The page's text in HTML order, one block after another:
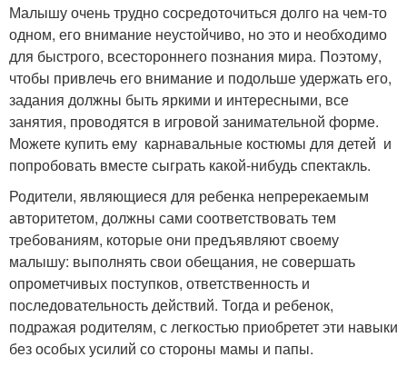
Малышу очень трудно сосредоточиться долго на чем-то
одном, его внимание неустойчиво, но это и необходимо
для быстрого, всестороннего познания мира. Поэтому,
чтобы привлечь его внимание и подольше удержать его,
задания должны быть яркими и интересными, все
занятия, проводятся в игровой занимательной форме.
Можете купить ему карнавальные костюмы для детей и
попробовать вместе сыграть какой-нибудь спектакль.
Родители, являющиеся для ребенка непререкаемым
авторитетом, должны сами соответствовать тем
требованиям, которые они предъявляют своему
малышу: выполнять свои обещания, не совершать
опрометчивых поступков, ответственность и
последовательность действий. Тогда и ребенок,
подражая родителям, с легкостью приобретет эти навыки
без особых усилий со стороны мамы и папы.